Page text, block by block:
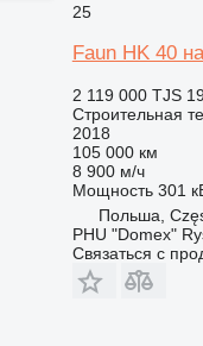
25
Faun HK 40
2 119 000 TJS
Строительная
2018
105 000 км
8 900 м/ч
Мощность 301
Польша,
PHU "Domex"
Связаться с